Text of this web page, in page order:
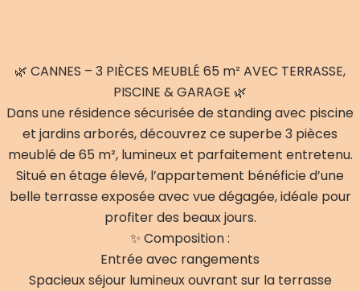
🌿 CANNES – 3 PIÈCES MEUBLÉ 65 m² AVEC TERRASSE,
PISCINE & GARAGE 🌿
Dans une résidence sécurisée de standing avec piscine
et jardins arborés, découvrez ce superbe 3 pièces
meublé de 65 m², lumineux et parfaitement entretenu.
Situé en étage élevé, l’appartement bénéficie d’une
belle terrasse exposée avec vue dégagée, idéale pour
profiter des beaux jours.
✨ Composition :
Entrée avec rangements
Spacieux séjour lumineux ouvrant sur la terrasse